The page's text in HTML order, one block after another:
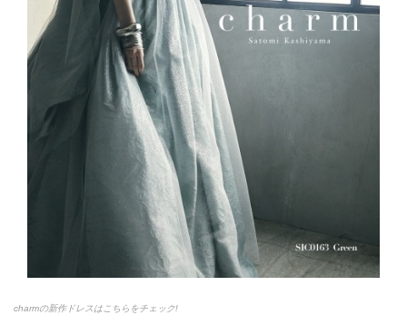
charmの新作ドレスはこちらをチェック!